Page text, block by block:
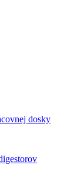
dosky